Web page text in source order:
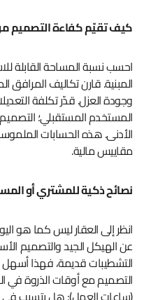
كيف تقيّم كفاءة التصميم
احسب نسبة المساحة القابلة
المبنية. قارن تكاليف المرافق
وجودة العزل. قدّر تكلفة
المستخدم المستقبلي؛
الأدنى. هذه الحسابات
مقاييس مالية.
نصائح ذكية للمشتري أو
انظر إلى العقار ليس كما هو
عن الهيكل الجيد والتصميم
التشطيبات قديمة، فهذا
التصميم مع أوقات الذروة في